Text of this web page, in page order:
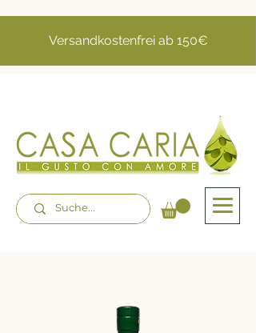
Versandkostenfrei ab 150€